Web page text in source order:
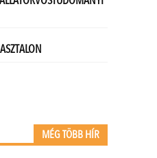
MÉG TÖBB HÍR